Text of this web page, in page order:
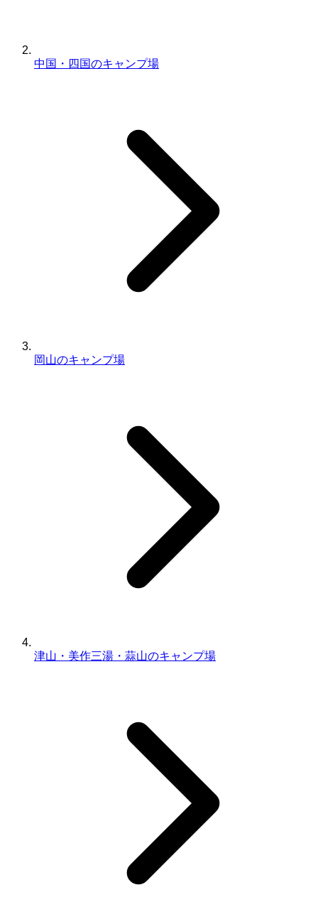
中国・四国のキャンプ場
岡山のキャンプ場
津山・美作三湯・蒜山のキャンプ場